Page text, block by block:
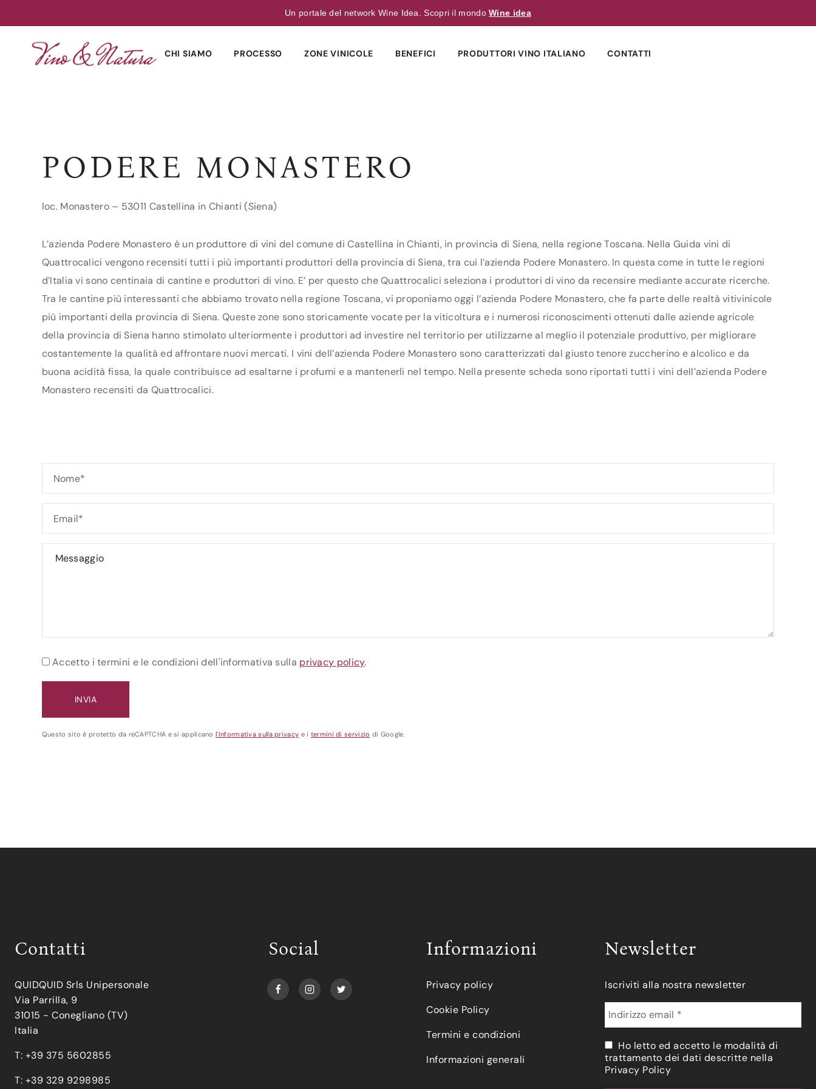
Un portale del network Wine Idea. Scopri il mondoWine idea
CHI SIAMO PROCESSO ZONE VINICOLE BENEFICI PRODUTTORI VINO ITALIANO CONTATTI
PODERE MONASTERO
loc. Monastero – 53011 Castellina in Chianti (Siena)
L’azienda Podere Monastero è un produttore di vini del comune di Castellina in Chianti, in provincia di Siena, nella regione Toscana. Nella Guida vini di
Quattrocalici vengono recensiti tutti i più importanti produttori della provincia di Siena, tra cui l’azienda Podere Monastero. In questa come in tutte le regioni
d’Italia vi sono centinaia di cantine e produttori di vino. E’ per questo che Quattrocalici seleziona i produttori di vino da recensire mediante accurate ricerche.
Tra le cantine più interessanti che abbiamo trovato nella regione Toscana, vi proponiamo oggi l’azienda Podere Monastero, che fa parte delle realtà vitivinicole
più importanti della provincia di Siena. Queste zone sono storicamente vocate per la viticoltura e i numerosi riconoscimenti ottenuti dalle aziende agricole
della provincia di Siena hanno stimolato ulteriormente i produttori ad investire nel territorio per utilizzarne al meglio il potenziale produttivo, per migliorare
costantemente la qualità ed affrontare nuovi mercati. I vini dell’azienda Podere Monastero sono caratterizzati dal giusto tenore zuccherino e alcolico e da
buona acidità fissa, la quale contribuisce ad esaltarne i profumi e a mantenerli nel tempo. Nella presente scheda sono riportati tutti i vini dell’azienda Podere
Monastero recensiti da Quattrocalici.
Accetto i termini e le condizioni dell'informativa sulla privacy policy.
Questo sito è protetto da reCAPTCHA e si applicanol'Informativa sulla privacy e i termini di servizio di Google.
Contatti
QUIDQUID Srls Unipersonale
Via Parrilla, 9
31015 - Conegliano (TV)
Italia
T: +39 375 5602855
T: +39 329 9298985
Social Informazioni
Privacy policy
Cookie Policy
Termini e condizioni
Informazioni generali
Newsletter
Iscriviti alla nostra newsletter
Ho letto ed accetto le modalità di
trattamento dei dati descritte nella
Privacy Policy